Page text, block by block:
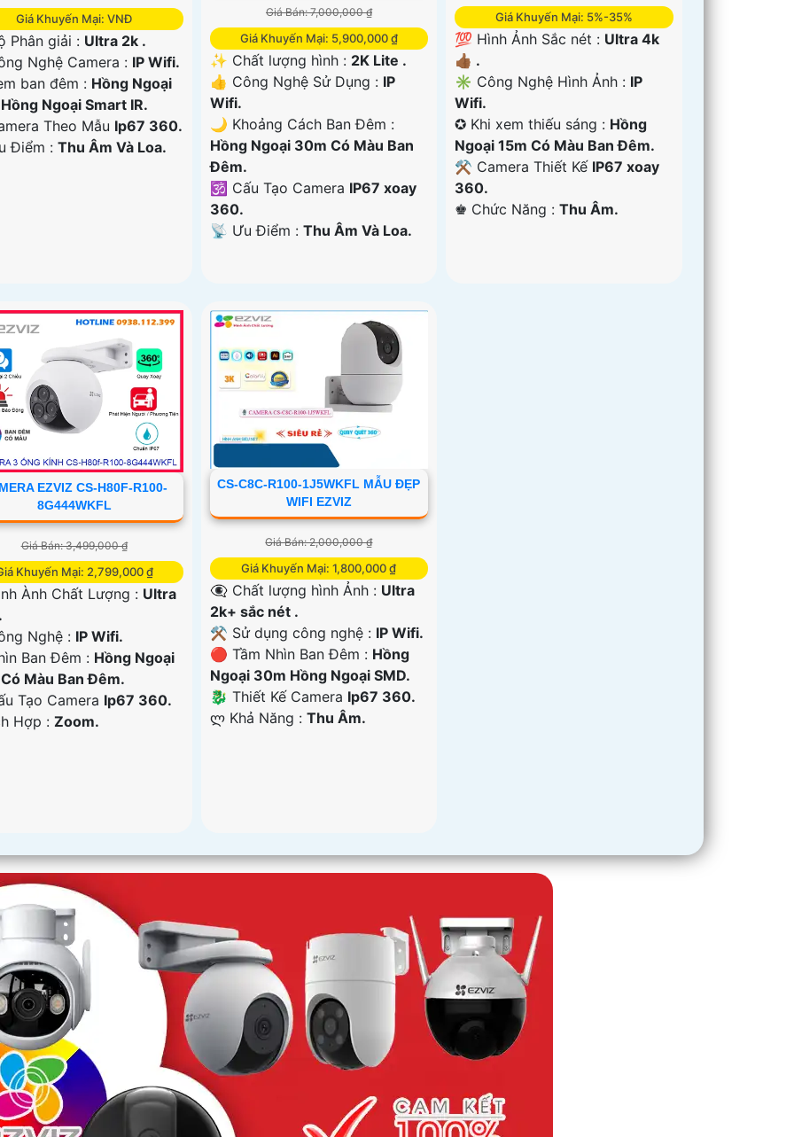
Giá Khuyến Mại: VNĐ
Phân giải : Ultra 2k .
Nghệ Camera : IP Wifi.
ban đêm : Hồng Ngoại
Ngoại Smart IR.
Theo Mẫu Ip67 360.
Điểm :Thu Âm Và Loa.
Giá Bán: 7,000,000 ₫
Giá Khuyến Mại: 5,900,000 ₫
✨ Chất lượng hình : 2K Lite .
👍 Công Nghệ Sử Dụng : IP
Wifi.
🌙 Khoảng Cách Ban Đêm :
Hồng Ngoại 30m Có Màu Ban
Ðêm.
🕉️ Cấu Tạo Camera IP67 xoay
360.
️📡 Ưu Điểm : Thu Âm Và Loa.
Giá Khuyến Mại: 5%-35%
💯 Hình Ảnh Sắc nét : Ultra 4k
👍🏾 .
✳️ Công Nghệ Hình Ảnh : IP
Wifi.
✪ Khi xem thiếu sáng : Hồng
Ngoại 15m Có Màu Ban Ðêm.
⚒ Camera Thiết Kế IP67 xoay
360.
️♚ Chức Năng :Thu Âm.
EZVIZ CS-H80F-R100-
8G444WKFL
Giá Bán: 3,499,000 ₫
Khuyến Mại: 2,799,000 ₫
Ành Chất Lượng : Ultra
Nghệ : IP Wifi.
Ban Đêm : Hồng Ngoại
Màu Ban Ðêm.
Tạo Camera Ip67 360.
Hợp :Zoom.
CS-C8C-R100-1J5WKFL MẪU ĐẸP
WIFI EZVIZ
Giá Bán: 2,000,000 ₫
Giá Khuyến Mại: 1,800,000 ₫
👁️‍🗨 Chất lượng hình Ảnh : Ultra
2k+ sắc nét .
⚒ Sử dụng công nghệ : IP Wifi.
🔴 Tầm Nhìn Ban Đêm : Hồng
Ngoại 30m Hồng Ngoại SMD.
🐉️ Thiết Kế Camera Ip67 360.
️ლ Khả Năng : Thu Âm.